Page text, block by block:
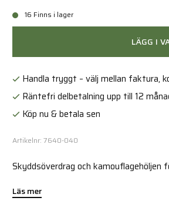
16 Finns i lager
LÄGG I
Handla tryggt – välj mellan faktura,
Räntefri delbetalning upp till 12
Köp nu & betala sen
Artikelnr: 7640-040
Skyddsöverdrag och kamouflagehöljen
Läs mer